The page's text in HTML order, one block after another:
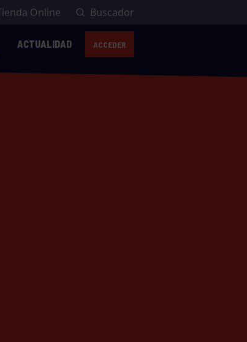
Online Buscador
ACTUALIDAD ACCEDER